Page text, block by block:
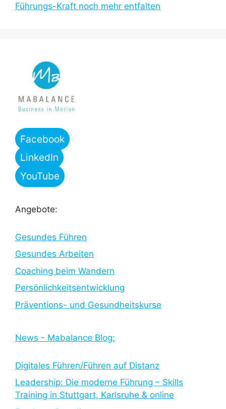
Führungs-Kraft noch mehr entfalten
Facebook
LinkedIn
YouTube
Angebote:
Gesundes Führen
Gesundes Arbeiten
Coaching beim Wandern
Persönlichkeitsentwicklung
Präventions- und Gesundheitskurse
News - Mabalance Blog:
Digitales Führen/Führen auf Distanz
Leadership: Die moderne Führung – Skills
Training in Stuttgart, Karlsruhe & online